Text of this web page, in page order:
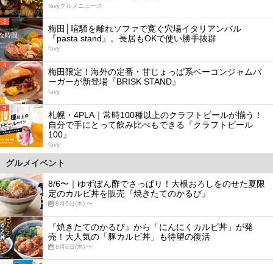
favyグルメニュース
3
梅田│喧騒を離れソファで寛ぐ穴場イタリアンバル
『pasta stand』。長居もOKで使い勝手抜群
favy
4
梅田限定！海外の定番・甘じょっぱ系ベーコンジャムバ
ーガーが新登場『BRISK STAND』
favy
5
札幌・4PLA｜常時100種以上のクラフトビールが揃う！
自分で手にとって飲み比べもできる『クラフトビール
100』
favy
グルメイベント
8/6〜｜ゆずぽん酢でさっぱり！大根おろしをのせた夏限
定のカルビ丼を販売『焼きたてのかるび』
8月6日(木) 〜
『焼きたてのかるび』から「にんにくカルビ丼」が発
売！大人気の「豚カルビ丼」も待望の復活
8月6日(木) 〜